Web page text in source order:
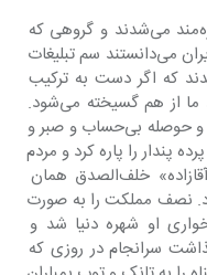
عده‌ای که مستقیما از آن خوان یغما بهره‌مند می‌شدند و گروهی که
نفع خود را در بقای سیاست انگلیس در ایران می‌دانستند سم تبلیغات
آن طور باعصاب می‌رسانیدند که اگر دست به ترکیب
این هیولای شهوت بخورد تمام تار و پود ما از هم گسیخته می‌شود.
خوب شد که تفضل و عنایت خدای ایران و حوصله بی‌حساب و صبر و
پندار را پاره کرد و مردم
– دوست و دشمن فهمیدند که این «آقازاده» خلف‌الصدق‌‌ همان
نصف مملکت را به صورت
اختصاصی درآورد و مرض زمین‌خواری او شهره دنیا شد و
به ده‌ها میلیون گذاشت سرانجام در روزی که